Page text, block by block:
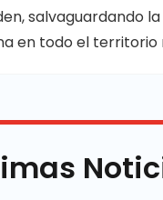
salvaguardando
en todo el territorio